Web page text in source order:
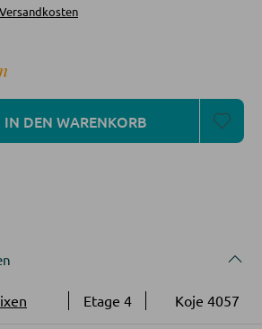
Anzahl: Gib den gewünschten Wert ein
IN DEN WARENKORB
Etage 4 Koje 4057